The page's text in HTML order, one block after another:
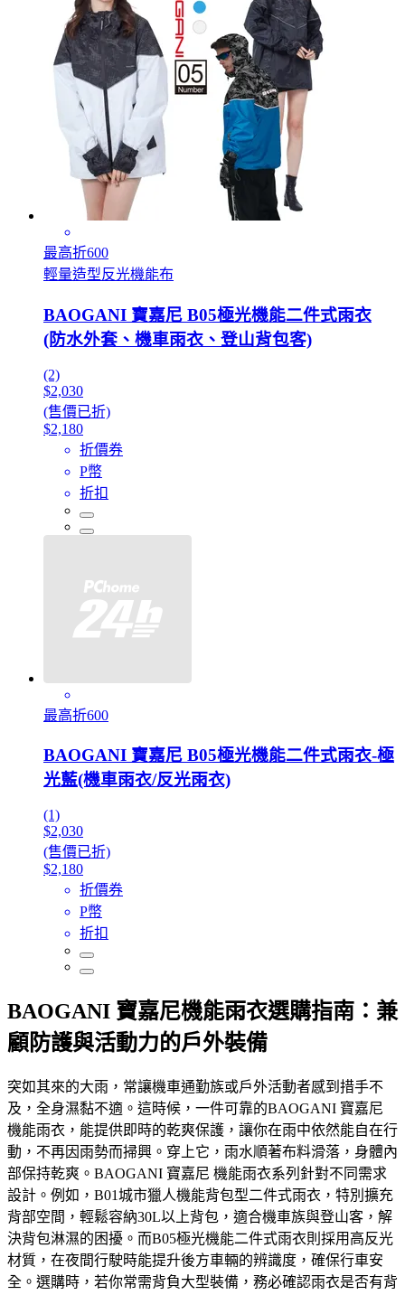
最高折600
輕量造型反光機能布
BAOGANI 寶嘉尼 B05極光機能二件式雨衣
(防水外套、機車雨衣、登山背包客)
(2)
$2,030
(售價已折)
$2,180
折價券
P幣
折扣
最高折600
BAOGANI 寶嘉尼 B05極光機能二件式雨衣-極
光藍(機車雨衣/反光雨衣)
(1)
$2,030
(售價已折)
$2,180
折價券
P幣
折扣
BAOGANI 寶嘉尼機能雨衣選購指南：兼
顧防護與活動力的戶外裝備
突如其來的大雨，常讓機車通勤族或戶外活動者感到措手不
及，全身濕黏不適。這時候，一件可靠的BAOGANI 寶嘉尼
機能雨衣，能提供即時的乾爽保護，讓你在雨中依然能自在行
動，不再因雨勢而掃興。穿上它，雨水順著布料滑落，身體內
部保持乾爽。BAOGANI 寶嘉尼 機能雨衣系列針對不同需求
設計。例如，B01城市獵人機能背包型二件式雨衣，特別擴充
背部空間，輕鬆容納30L以上背包，適合機車族與登山客，解
決背包淋濕的困擾。而B05極光機能二件式雨衣則採用高反光
材質，在夜間行駛時能提升後方車輛的辨識度，確保行車安
全。選購時，若你常需背負大型裝備，務必確認雨衣是否有背